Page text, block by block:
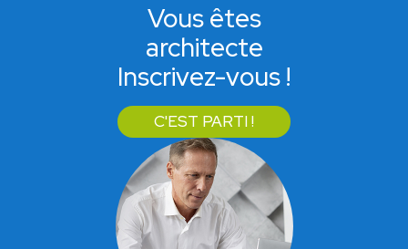
Vous êtes
architecte
Inscrivez-vous !
C'EST PARTI !